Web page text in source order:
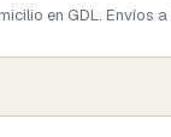
en GDL. Envíos